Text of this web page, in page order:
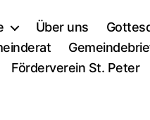
Über uns
Förderverein St. Peter